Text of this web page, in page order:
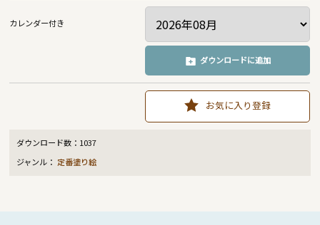
カレンダー付き
ダウンロードに追加
お気に入り登録
ダウンロード数： 1037
ジャンル： 定番塗り絵